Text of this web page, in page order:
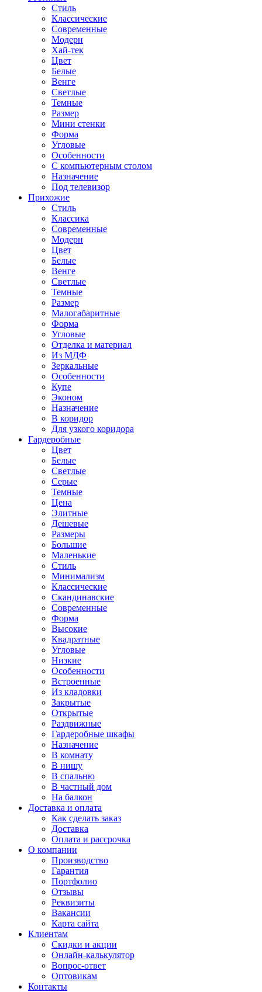
Стиль
Классические
Современные
Модерн
Хай-тек
Цвет
Белые
Венге
Светлые
Темные
Размер
Мини стенки
Форма
Угловые
Особенности
С компьютерным столом
Назначение
Под телевизор
Прихожие
Стиль
Классика
Современные
Модерн
Цвет
Белые
Венге
Светлые
Темные
Размер
Малогабаритные
Форма
Угловые
Отделка и материал
Из МДФ
Зеркальные
Особенности
Купе
Эконом
Назначение
В коридор
Для узкого коридора
Гардеробные
Цвет
Белые
Светлые
Серые
Темные
Цена
Элитные
Дешевые
Размеры
Большие
Маленькие
Стиль
Минимализм
Классические
Скандинавские
Современные
Форма
Высокие
Квадратные
Угловые
Низкие
Особенности
Встроенные
Из кладовки
Закрытые
Открытые
Раздвижные
Гардеробные шкафы
Назначение
В комнату
В нишу
В спальню
В частный дом
На балкон
Доставка и оплата
Как сделать заказ
Доставка
Оплата и рассрочка
О компании
Производство
Гарантия
Портфолио
Отзывы
Реквизиты
Вакансии
Карта сайта
Клиентам
Скидки и акции
Онлайн-калькулятор
Вопрос-ответ
Оптовикам
Контакты